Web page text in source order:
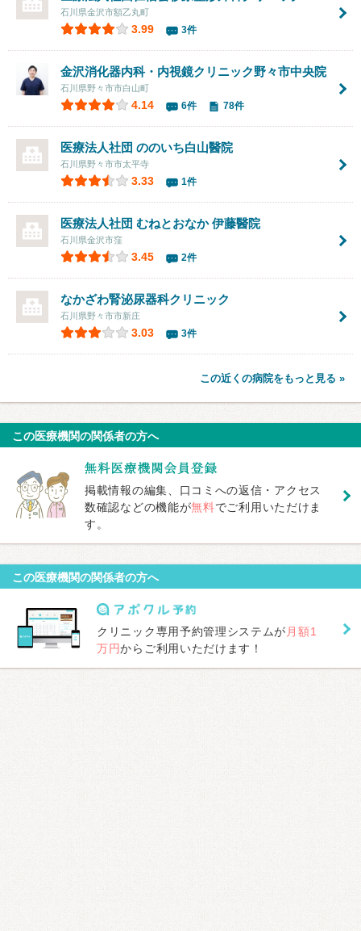
石川県金沢市額乙丸町
3.99 3件
金沢消化器内科・内視鏡クリニック野々市中央院
石川県野々市市白山町
4.14 6件 78件
医療法人社団 ののいち白山醫院
石川県野々市市太平寺
3.33 1件
医療法人社団 むねとおなか 伊藤醫院
石川県金沢市窪
3.45 2件
なかざわ腎泌尿器科クリニック
石川県野々市市新庄
3.03 3件
この近くの病院をもっと見る »
この医療機関の関係者の方へ
掲載情報の編集、口コミへの返信・アクセス
数確認などの機能が無料でご利用いただけま
す。
この医療機関の関係者の方へ
クリニック専用予約管理システムが 月額1
万円からご利用いただけます！